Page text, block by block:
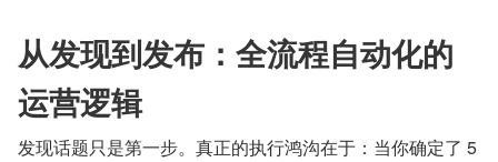
从发现到发布：全流程自动化的
运营逻辑
发现话题只是第一步。真正的执行鸿沟在于：当你确定了 5